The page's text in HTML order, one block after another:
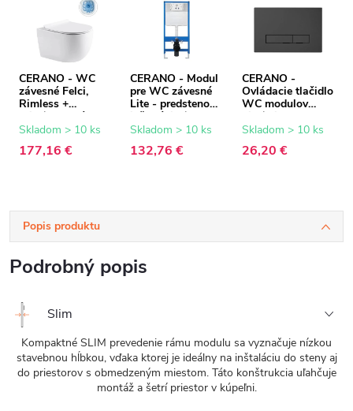
CERANO - WC
závesné Felci,
Rimless +
Slim/UF sedátko -
biela lesklá -
Skladom > 10 ks
177,16 €
CERANO - Modul
pre WC závesné
Lite - predstenová
inštalácia /
sadrokartón -
Skladom > 10 ks
132,76 €
CERANO -
Ovládacie tlačidlo
WC modulov
Lite/Slim - ABS -
čierna
Skladom > 10 ks
26,20 €
Popis produktu
Podrobný popis
Slim
Kompaktné SLIM prevedenie rámu modulu sa vyznačuje nízkou
stavebnou hĺbkou, vďaka ktorej je ideálny na inštaláciu do steny aj
do priestorov s obmedzeným miestom. Táto konštrukcia uľahčuje
montáž a šetrí priestor v kúpeľni.